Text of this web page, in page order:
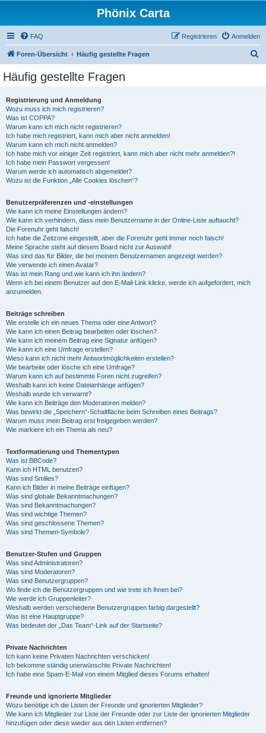
Phönix Carta
FAQ Anmelden
Registrieren
Foren-Übersicht Häufig gestellte Fragen
Häufig gestellte Fragen
Registrierung und Anmeldung
Wozu muss ich mich registrieren?
Was ist COPPA?
Warum kann ich mich nicht registrieren?
Ich habe mich registriert, kann mich aber nicht anmelden!
Warum kann ich mich nicht anmelden?
Ich habe mich vor einiger Zeit registriert, kann mich aber nicht mehr anmelden?!
Ich habe mein Passwort vergessen!
Warum werde ich automatisch abgemeldet?
Wozu ist die Funktion „Alle Cookies löschen“?
Benutzerpräferenzen und -einstellungen
Wie kann ich meine Einstellungen ändern?
Wie kann ich verhindern, dass mein Benutzername in der Online-Liste auftaucht?
Die Forenuhr geht falsch!
Ich habe die Zeitzone eingestellt, aber die Forenuhr geht immer noch falsch!
Meine Sprache steht auf diesem Board nicht zur Auswahl!
Was sind das für Bilder, die bei meinem Benutzernamen angezeigt werden?
Wie verwende ich einen Avatar?
Was ist mein Rang und wie kann ich ihn ändern?
Wenn ich bei einem Benutzer auf den E-Mail-Link klicke, werde ich aufgefordert, mich
anzumelden.
Beiträge schreiben
Wie erstelle ich ein neues Thema oder eine Antwort?
Wie kann ich einen Beitrag bearbeiten oder löschen?
Wie kann ich meinem Beitrag eine Signatur anfügen?
Wie kann ich eine Umfrage erstellen?
Wieso kann ich nicht mehr Antwortmöglichkeiten erstellen?
Wie bearbeite oder lösche ich eine Umfrage?
Warum kann ich auf bestimmte Foren nicht zugreifen?
Weshalb kann ich keine Dateianhänge anfügen?
Weshalb wurde ich verwarnt?
Wie kann ich Beiträge den Moderatoren melden?
Was bewirkt die „Speichern“-Schaltfläche beim Schreiben eines Beitrags?
Warum muss mein Beitrag erst freigegeben werden?
Wie markiere ich ein Thema als neu?
Textformatierung und Thementypen
Was ist BBCode?
Kann ich HTML benutzen?
Was sind Smilies?
Kann ich Bilder in meine Beiträge einfügen?
Was sind globale Bekanntmachungen?
Was sind Bekanntmachungen?
Was sind wichtige Themen?
Was sind geschlossene Themen?
Was sind Themen-Symbole?
Benutzer-Stufen und Gruppen
Was sind Administratoren?
Was sind Moderatoren?
Was sind Benutzergruppen?
Wo finde ich die Benutzergruppen und wie trete ich ihnen bei?
Wie werde ich Gruppenleiter?
Weshalb werden verschiedene Benutzergruppen farbig dargestellt?
Was ist eine Hauptgruppe?
Was bedeutet der „Das Team“-Link auf der Startseite?
Private Nachrichten
Ich kann keine Privaten Nachrichten verschicken!
Ich bekomme ständig unerwünschte Private Nachrichten!
Ich habe eine Spam-E-Mail von einem Mitglied dieses Forums erhalten!
Freunde und ignorierte Mitglieder
Wozu benötige ich die Listen der Freunde und ignorierten Mitglieder?
Wie kann ich Mitglieder zur Liste der Freunde oder zur Liste der ignorierten Mitglieder
hinzufügen oder diese wieder aus den Listen entfernen?